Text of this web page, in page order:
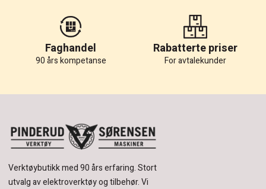
Faghandel
90 års kompetanse
Rabatterte priser
For avtalekunder
Verktøybutikk med 90 års erfaring.Stort
utvalg av elektroverktøy og tilbehør.Vi